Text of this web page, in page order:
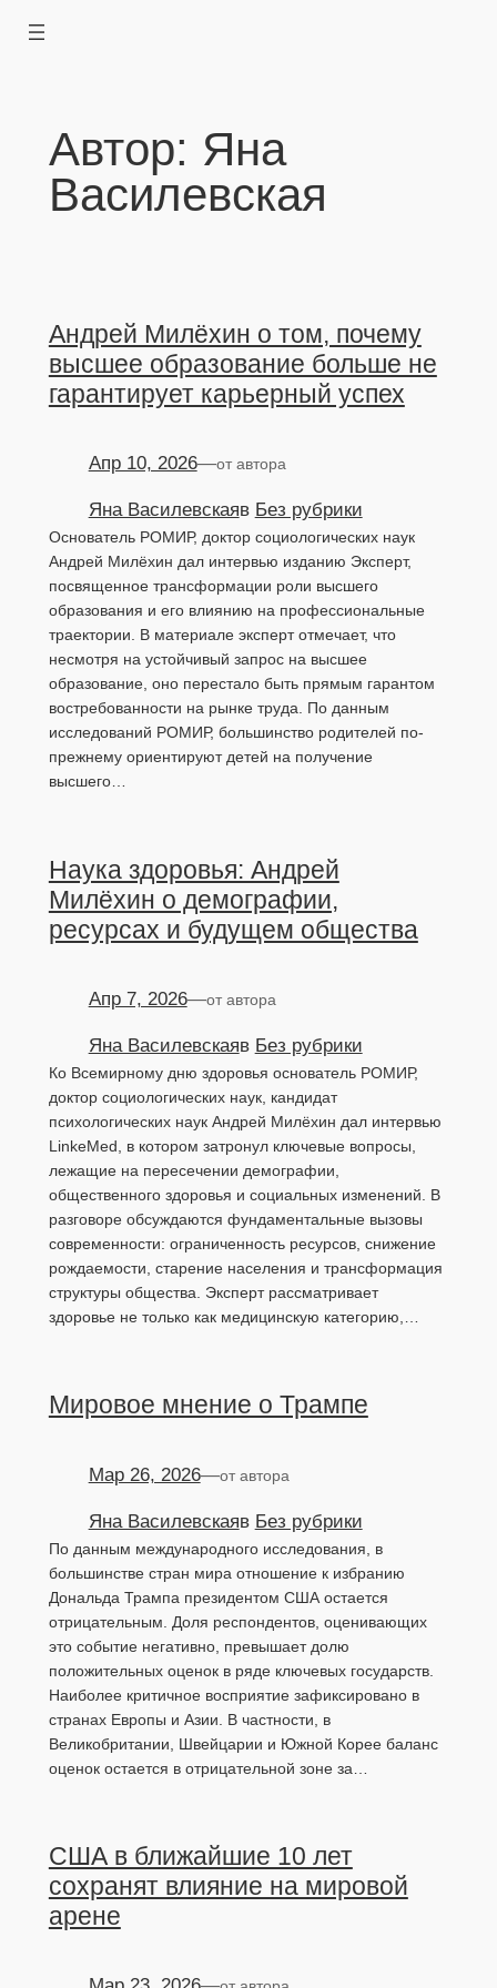
Перейти
Автор: Яна
Василевская
Андрей Милёхин о том, почему
высшее образование больше не
гарантирует карьерный успех
Апр 10, 2026—от автора
Яна Василевскаяв Без рубрики
Основатель РОМИР, доктор социологических наук
Андрей Милёхин дал интервью изданию Эксперт,
посвященное трансформации роли высшего
образования и его влиянию на профессиональные
траектории. В материале эксперт отмечает, что
несмотря на устойчивый запрос на высшее
образование, оно перестало быть прямым гарантом
востребованности на рынке труда. По данным
исследований РОМИР, большинство родителей по-
прежнему ориентируют детей на получение
высшего…
Наука здоровья: Андрей
Милёхин о демографии,
ресурсах и будущем общества
Апр 7, 2026—от автора
Яна Василевскаяв Без рубрики
Ко Всемирному дню здоровья основатель РОМИР,
доктор социологических наук, кандидат
психологических наук Андрей Милёхин дал интервью
LinkeMed, в котором затронул ключевые вопросы,
лежащие на пересечении демографии,
общественного здоровья и социальных изменений. В
разговоре обсуждаются фундаментальные вызовы
современности: ограниченность ресурсов, снижение
рождаемости, старение населения и трансформация
структуры общества. Эксперт рассматривает
здоровье не только как медицинскую категорию,…
Мировое мнение о Трампе
Мар 26, 2026—от автора
Яна Василевскаяв Без рубрики
По данным международного исследования, в
большинстве стран мира отношение к избранию
Дональда Трампа президентом США остается
отрицательным. Доля респондентов, оценивающих
это событие негативно, превышает долю
положительных оценок в ряде ключевых государств.
Наиболее критичное восприятие зафиксировано в
странах Европы и Азии. В частности, в
Великобритании, Швейцарии и Южной Корее баланс
оценок остается в отрицательной зоне за…
США в ближайшие 10 лет
сохранят влияние на мировой
арене